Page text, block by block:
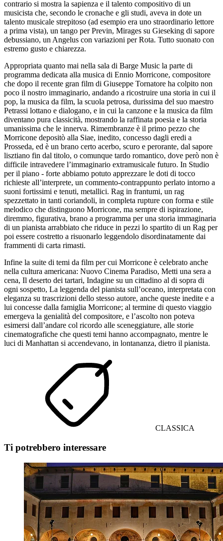
contrario si mostra la sapienza e il talento compositivo di un
musicista che, secondo le cronache e gli studi, aveva in dote un
talento musicale strepitoso (ad esempio era uno straordinario lettore
a prima vista), un tango per Previn, Mirages su Gieseking di sapore
debussiano, un Angelus con variazioni per Rota. Tutto suonato con
estremo gusto e chiarezza.
Appropriata quanto mai nella sala di Barge Music la parte di
programma dedicata alla musica di Ennio Morricone, compositore
che dopo il recente gran film di Giuseppe Tornatore ha colpito non
poco il nostro immaginario, andando a ricostruire una storia in cui il
pop, la musica da film, la scuola petrosa, durissima del suo maestro
Petrassi lottano e dialogano, e in cui la canzone e la musica da film
diventano pura classicità, mostrando la raffinata poesia e la storia
umanissima che le innerva. Rimembranze è il primo pezzo che
Morricone depositò alla Siae, inedito, concesso dagli eredi a
Prosseda, ed è un brano certo acerbo, scuro e perorante, dal sapore
lisztiano fin dal titolo, o comunque tardo romantico, dove però non è
difficile intravedere l’immaginario extramusicale futuro. In Studio
per il piano - forte abbiamo potuto apprezzare le doti di tocco
richieste all’interprete, un commento-contrappunto perlato intorno a
suoni fortissimi e tenuti, metallici. Rag in frantumi, un rag
spezzettato in tanti coriandoli, in completa rupture con forma e stile
melodico che distinguono Morricone, ma sempre di ispirazione,
diremmo, figurativa, brano a programma per una storia immaginaria
di un pianista arrabbiato che riduce in pezzi lo spartito di un Rag per
poi essere costretto a risuonarlo leggendolo disordinatamente dai
frammenti di carta rimasti.
Infine la suite di temi da film per cui Morricone è celebrato anche
nella cultura americana: Nuovo Cinema Paradiso, Metti una sera a
cena, Il deserto dei tartari, Indagine su un cittadino al di sopra di
ogni sospetto, La leggenda del pianista sull’oceano, interpretata con
eleganza su trascrizioni dello stesso autore, anche queste inedite e a
lui concesse dalla famiglia Morricone; al termine di questo viaggio
emergeva la genialità del compositore, e l’ascolto non poteva
esimersi dall’andare col ricordo alle sceneggiature, alle storie
cinematografiche che questi temi hanno accompagnato, mentre le
luci di Manhattan si accendevano, in lontananza, dietro il pianista.
CLASSICA
Ti potrebbero interessare